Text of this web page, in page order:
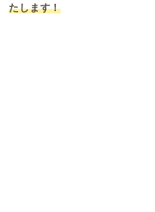
たします！